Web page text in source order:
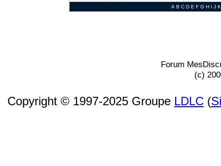
A B C D E F G H I J K
Forum
(c)
Copyright © 1997-2025 Groupe LDLC (